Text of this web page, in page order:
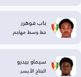
باب فوهرر
خط وسط مهاجم
سيماو بيدرو
الجناح الأيسر